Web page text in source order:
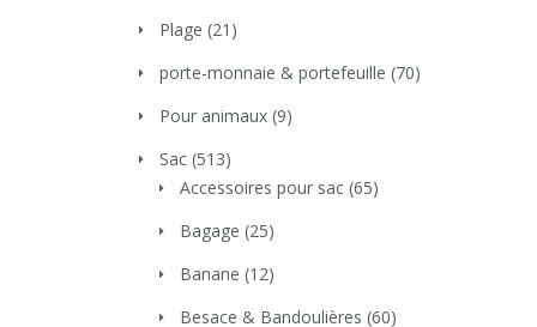
Plage (21)
porte-monnaie & portefeuille (70)
Pour animaux (9)
Sac (513)
Accessoires pour sac (65)
Bagage (25)
Banane (12)
Besace & Bandoulières (60)